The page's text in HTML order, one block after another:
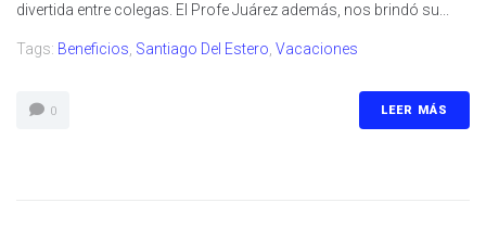
divertida entre colegas. El Profe Juárez además, nos brindó su...
Tags: Beneficios Santiago Del Estero Vacaciones
0 LEER MÁS